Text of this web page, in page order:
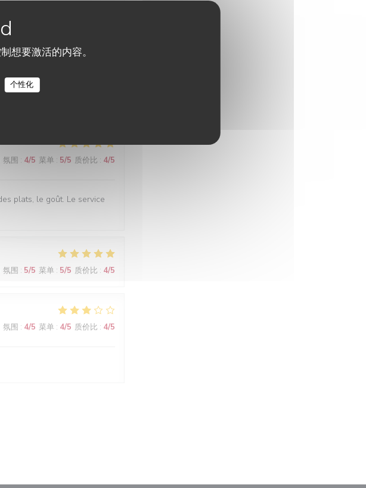
想要激活的内容。
个性化
氛围: 5/5 菜单:5/5 质价比
氛围 : 4/5 菜单 : 5/5 质价比 : 4/5
plats, le goût. Le service
氛围 : 5/5 菜单 : 5/5 质价比 : 4/5
氛围 : 4/5 菜单 : 4/5 质价比 : 4/5